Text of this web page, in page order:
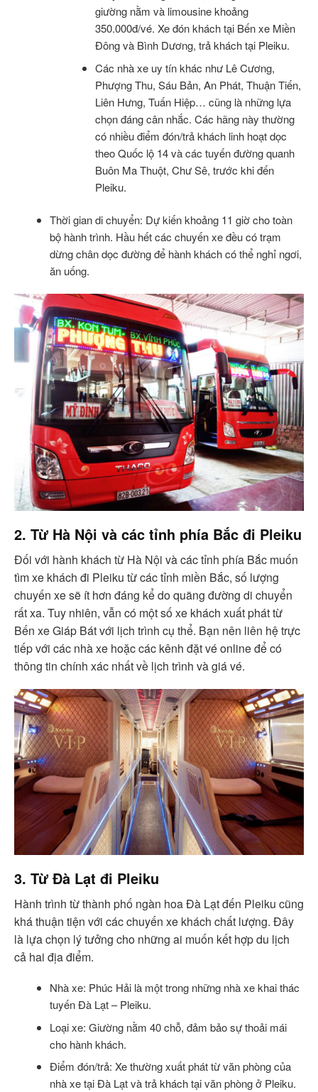
giường nằm và limousine khoảng
350.000đ/vé. Xe đón khách tại Bến xe Miền
Đông và Bình Dương, trả khách tại Pleiku.
Các nhà xe uy tín khác như Lê Cương,
Phượng Thu, Sáu Bản, An Phát, Thuận Tiến,
Liên Hưng, Tuấn Hiệp… cũng là những lựa
chọn đáng cân nhắc. Các hãng này thường
có nhiều điểm đón/trả khách linh hoạt dọc
theo Quốc lộ 14 và các tuyến đường quanh
Buôn Ma Thuột, Chư Sê, trước khi đến
Pleiku.
Thời gian di chuyển: Dự kiến khoảng 11 giờ cho toàn
bộ hành trình. Hầu hết các chuyến xe đều có trạm
dừng chân dọc đường để hành khách có thể nghỉ ngơi,
ăn uống.
2. Từ Hà Nội và các tỉnh phía Bắc đi Pleiku
Đối với hành khách từ Hà Nội và các tỉnh phía Bắc muốn
tìm xe khách đi Pleiku từ các tỉnh miền Bắc, số lượng
chuyến xe sẽ ít hơn đáng kể do quãng đường di chuyển
rất xa. Tuy nhiên, vẫn có một số xe khách xuất phát từ
Bến xe Giáp Bát với lịch trình cụ thể. Bạn nên liên hệ trực
tiếp với các nhà xe hoặc các kênh đặt vé online để có
thông tin chính xác nhất về lịch trình và giá vé.
3. Từ Đà Lạt đi Pleiku
Hành trình từ thành phố ngàn hoa Đà Lạt đến Pleiku cũng
khá thuận tiện với các chuyến xe khách chất lượng. Đây
là lựa chọn lý tưởng cho những ai muốn kết hợp du lịch
cả hai địa điểm.
Nhà xe: Phúc Hải là một trong những nhà xe khai thác
tuyến Đà Lạt – Pleiku.
Loại xe: Giường nằm 40 chỗ, đảm bảo sự thoải mái
cho hành khách.
Điểm đón/trả: Xe thường xuất phát từ văn phòng của
nhà xe tại Đà Lạt và trả khách tại văn phòng ở Pleiku.